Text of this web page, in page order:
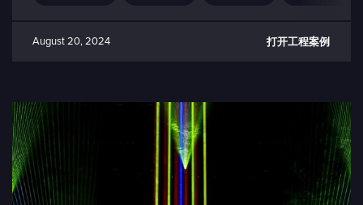
August 20, 2024 打开工程案例